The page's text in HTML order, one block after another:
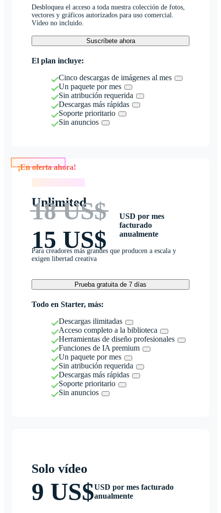
Desbloquea el acceso a toda nuestra colección de fotos,
vectores y gráficos autorizados para uso comercial.
Vídeo no incluido.
Suscríbete ahora
El plan incluye:
Cinco descargas de imágenes al mes
Un paquete por mes
Sin atribución requerida
Descargas más rápidas
Soporte prioritario
Sin anuncios
Unlimited
18 US$
15 US$
USD por mes
facturado
anualmente
Para creadores más grandes que producen a escala y
exigen libertad creativa
Prueba gratuita de 7 días
Todo en Starter, más:
Descargas ilimitadas
Acceso completo a la biblioteca
Herramientas de diseño profesionales
Funciones de IA premium
Un paquete por mes
Sin atribución requerida
Descargas más rápidas
Soporte prioritario
Sin anuncios
Solo vídeo
9 US$USD por mes facturado
anualmente